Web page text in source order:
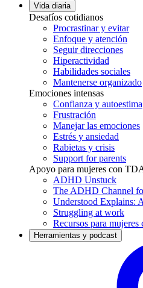
Vida diaria
Desafíos cotidianos
Procrastinar y evitar
Enfoque y atención
Seguir direcciones
Hiperactividad
Habilidades sociales
Mantenerse organizado
Emociones intensas
Confianza y autoestima
Frustración
Manejar las emociones
Estrés y ansiedad
Rabietas y crisis
Support for parents
Apoyo para mujeres con
ADHD Unstuck
The ADHD Channel
Understood Explains:
Struggling at work
Recursos para
Herramientas y podcast